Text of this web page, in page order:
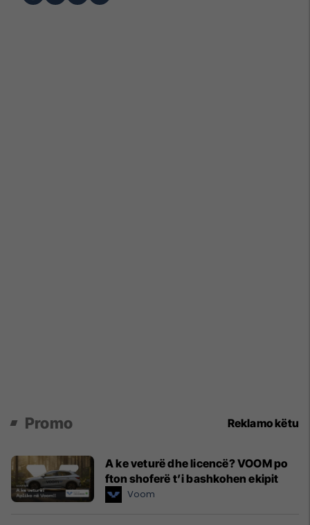
Promo Reklamo këtu
A ke veturë dhe licencë? VOOM po
fton shoferë t’i bashkohen ekipit
Voom